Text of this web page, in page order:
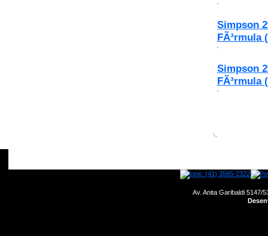
Simpson
FÃ³rmula
Simpson
FÃ³rmula
Av. Anita Garibaldi 5147/